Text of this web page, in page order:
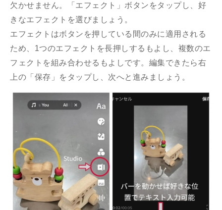
欠かせません。「エフェクト」ボタンをタップし、好
きなエフェクトを選びましょう。
エフェクトはボタンを押している間のみに適用される
ため、1つのエフェクトを長押しするもよし、複数のエ
フェクトを組み合わせるもよしです。編集できたら右
上の「保存」をタップし、次へと進みましょう。